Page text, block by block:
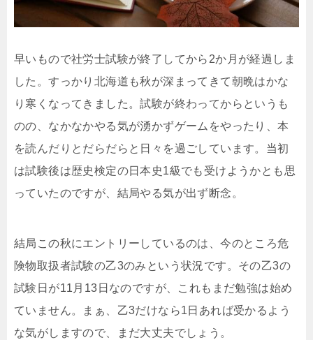
早いもので社労士試験が終了してから2か月が経過しま
した。すっかり北海道も秋が深まってきて朝晩はかな
り寒くなってきました。試験が終わってからというも
のの、なかなかやる気が湧かずゲームをやったり、本
を読んだりとだらだらと日々を過ごしています。当初
は試験後は歴史検定の日本史1級でも受けようかとも思
っていたのですが、結局やる気が出ず断念。
結局この秋にエントリーしているのは、今のところ危
険物取扱者試験の乙3のみという状況です。その乙3の
試験日が11月13日なのですが、これもまだ勉強は始め
ていません。まぁ、乙3だけなら1日あれば受かるよう
な気がしますので、まだ大丈夫でしょう。